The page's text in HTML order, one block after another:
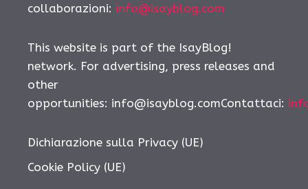
collaborazioni: info@isayblog.com
This website is part of the IsayBlog!
network. For advertising, press releases and
other
opportunities: info@isayblog.comContattaci:
Dichiarazione sulla Privacy (UE)
Cookie Policy (UE)